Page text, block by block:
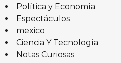
Política y Economía
Espectáculos
mexico
Ciencia Y Tecnología
Notas Curiosas